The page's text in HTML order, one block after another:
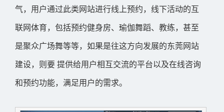
气，用户通过此类网站进行线上预约，线下活动的互
联网体育，包括预约健身房、瑜伽舞蹈、教练，甚至
是聚众广场舞等等，如果是往这方向发展的东莞网站
建设，则要 提供给用户相互交流的平台以及在线咨询
和预约功能，满足用户的需求。